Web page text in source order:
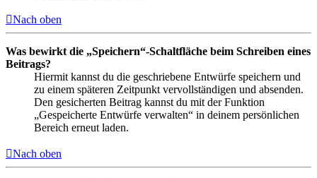
Nach oben
Was bewirkt die „Speichern“-Schaltfläche beim Schreiben eines
Beitrags?
Hiermit kannst du die geschriebene Entwürfe speichern und
zu einem späteren Zeitpunkt vervollständigen und absenden.
Den gesicherten Beitrag kannst du mit der Funktion
„Gespeicherte Entwürfe verwalten“ in deinem persönlichen
Bereich erneut laden.
Nach oben